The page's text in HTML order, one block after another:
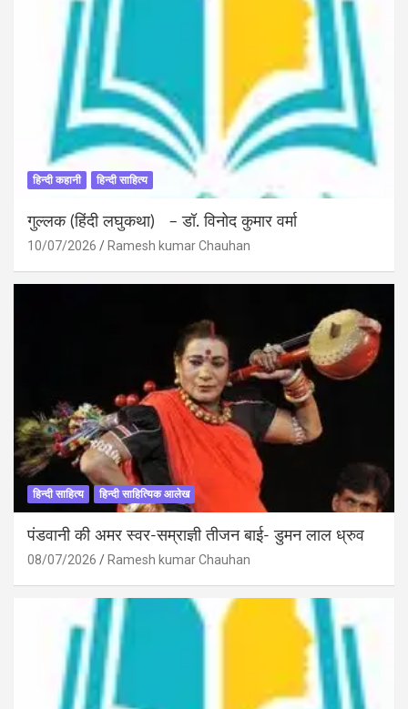
हिन्दी कहानी हिन्दी साहित्य
गुल्लक (हिंदी लघुकथा) – डॉ. विनोद कुमार वर्मा
10/07/2026 Ramesh kumar Chauhan
हिन्दी साहित्य हिन्दी साहित्यिक आलेख
पंडवानी की अमर स्वर-सम्राज्ञी तीजन बाई- डुमन लाल ध्रुव
08/07/2026 Ramesh kumar Chauhan